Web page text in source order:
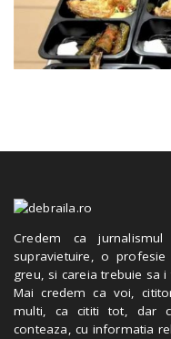
Credem ca
supravietuire, o
greu, si careia trebuie sa
Mai credem ca voi,
multi, ca cititi tot, dar
conteaza, cu informatia